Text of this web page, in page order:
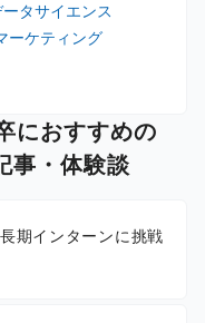
ータサイエンス
ーケティング
におすすめの
事・体験談
期インターンに挑戦